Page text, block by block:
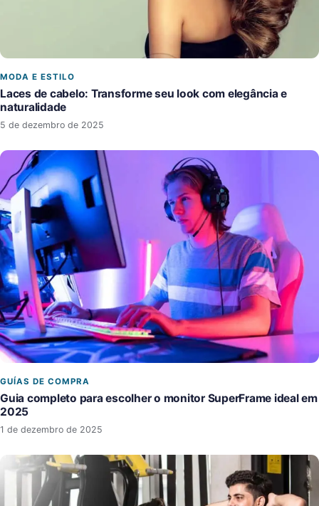
MODA E ESTILO
Laces de cabelo: Transforme seu look com elegância e
naturalidade
5 de dezembro de 2025
GUÍAS DE COMPRA
Guia completo para escolher o monitor SuperFrame ideal em
2025
1 de dezembro de 2025